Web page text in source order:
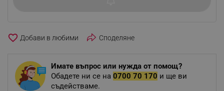
favorite_border Споделяне
Имате въпрос или нужда от помощ?
Обадете ни се на 0700 70 170 и ще ви
съдействаме.